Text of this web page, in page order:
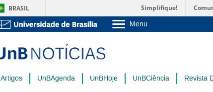
BRASIL Simplifique!
Menu
Pós-Graduação
Administração
Artigos UnBAgenda UnBHoje UnBCiência Revista